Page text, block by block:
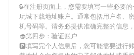
🔒在注册页面上，您需要填写一些必要
玩城下载地址账户。通常包括用户名、
机号码等。请务必提供准确完整的信息
🧁第四步：验证账户
🅿填写完个人信息后，您可能需要进行账